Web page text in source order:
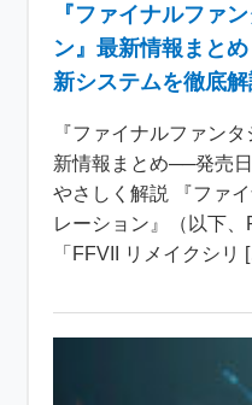
『ファイナルファ
ン』最新情報まと
新システムを徹底
『ファイナルファン
新情報まとめ──発売
やさしく解説 『ファ
レーション』（以下、
「FFVII リメイクシリ